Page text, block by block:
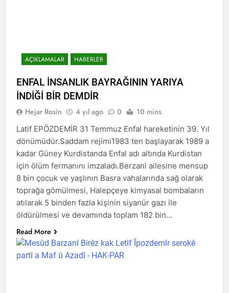
üyesi Berin Eren
Kurdistan24 te Cemal
Batun’un konuğu oldu.
HAK-PAR PM üyesi
Siracettin Sarı; Almanya-
Bottrop’da “Ortadoğu,
Kürtler ve Yeni Dönem
konferans verdi.
HAK-PAR pm üyesi
Seracettin Sarı, 06.04.2025
tarihin de Almanya’nın
Bottrop kendinden sonra,
Hamburg kentinde de
”Ortadoğu, Kürtler ve Yeni
Dönem Stratejileri” üzerine
konferans serisine devam
etti.
1 Yıl Ago
HAK-PAR Genel başkanı
Meclise davet edildi.
1 Yıl Ago
HAK-PAR Mardin ili
Kızıltepe ilçe kongresi
yapıldı.
1 Yıl Ago
*Halkımızı kendi ulusal
birleşmeye çağırıyoruz.*
HAK-PAR Parti Meclisi 12
Nisan 2025 tarihinde Ankara
1 Yıl Ago
HAK-PAR Mersin il örgütü
Newrozu coşkulu bir
AÇIKLAMALAR HABERLER
ENFAL İNSANLIK BAYRAĞININ YARIYA
İNDİĞİ BİR DEMDİR
Hejar Rosin 4 yıl ago 0 10 mins
Latif EPÖZDEMİR 31 Temmuz Enfal hareketinin 39. Yıl
dönümüdür.Saddam rejimi1983 ten başlayarak 1989 a
kadar Güney Kurdistanda Enfal adı altında Kurdistan
için ölüm fermanını imzaladı.Berzani ailesine mensup
8 bin çocuk ve yaşlının Basra vahalarında sağ olarak
toprağa gömülmesi, Halepçeye kimyasal bombaların
atılarak 5 binden fazla kişinin siyanür gazı ile
öldürülmesi ve devamında toplam 182 bin…
Read More